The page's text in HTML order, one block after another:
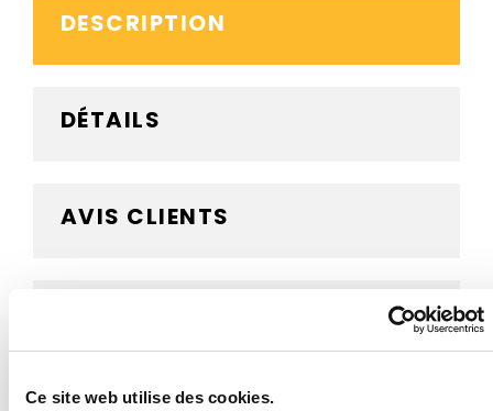
Ce site web utilise des cookies.
DESCRIPTION
DÉTAILS
AVIS CLIENTS
Panneau Tri sélectif Textiles